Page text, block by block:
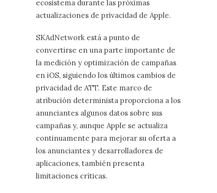
ecosistema durante las próximas
actualizaciones de privacidad de Apple.
SKAdNetwork está a punto de
convertirse en una parte importante de
la medición y optimización de campañas
en iOS, siguiendo los últimos cambios de
privacidad de ATT. Este marco de
atribución determinista proporciona a los
anunciantes algunos datos sobre sus
campañas y, aunque Apple se actualiza
continuamente para mejorar su oferta a
los anunciantes y desarrolladores de
aplicaciones, también presenta
limitaciones críticas.